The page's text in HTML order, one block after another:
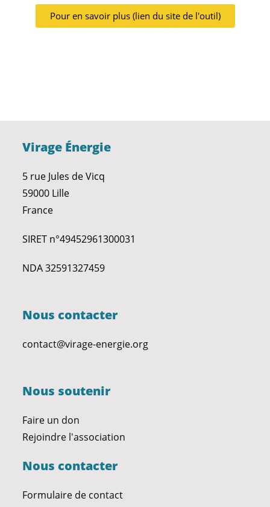
Pour en savoir plus (lien du site de l'outil)
Virage Énergie
5 rue Jules de Vicq
59000 Lille
France
SIRET n°49452961300031
NDA 32591327459
Nous contacter
contact@virage-energie.org
Nous soutenir
Faire un don
Rejoindre l'association
Nous contacter
Formulaire de contact